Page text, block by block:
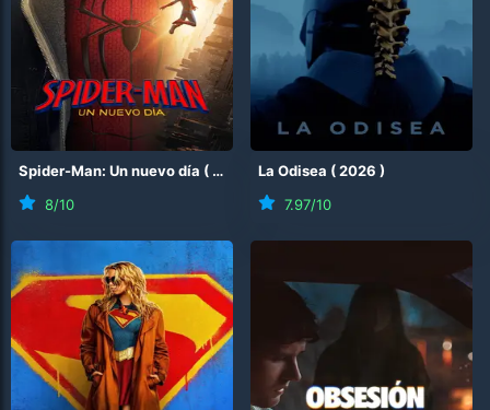
Spider-Man: Un nuevo día ( 2026
8/10
La Odisea (2026 )
7.97/10